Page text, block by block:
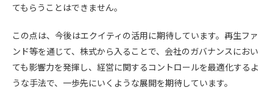
てもらうことはできません。
この点は、今後はエクイティの活用に期待しています。再生ファ
ンド等を通じて、株式から入ることで、会社のガバナンスにおい
ても影響力を発揮し、経営に関するコントロールを最適化するよ
うな手法で、一歩先にいくような展開を期待しています。